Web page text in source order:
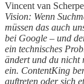
Vincent van
Vision: Wenn
müssen das auch
bei Google – und
ein technisches
ändert und du nicht
ein. ContentKing
auftreten oder sich